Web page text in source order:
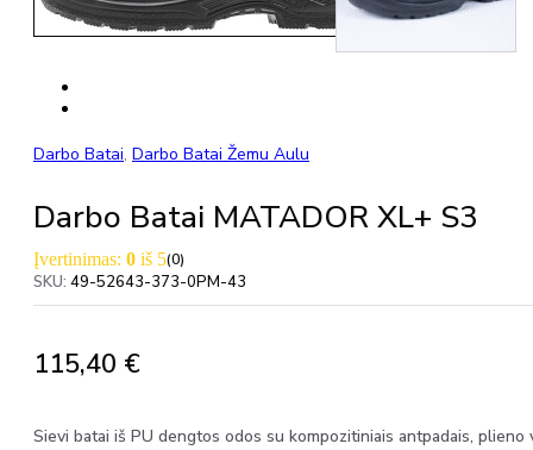
Darbo Batai, Darbo Batai Žemu Aulu
Darbo Batai MATADOR XL+ S3
Įvertinimas: 0 iš 5(0)
SKU: 49-52643-373-0PM-43
115,40 €
Sievi batai iš PU dengtos odos su kompozitiniais antpadais,